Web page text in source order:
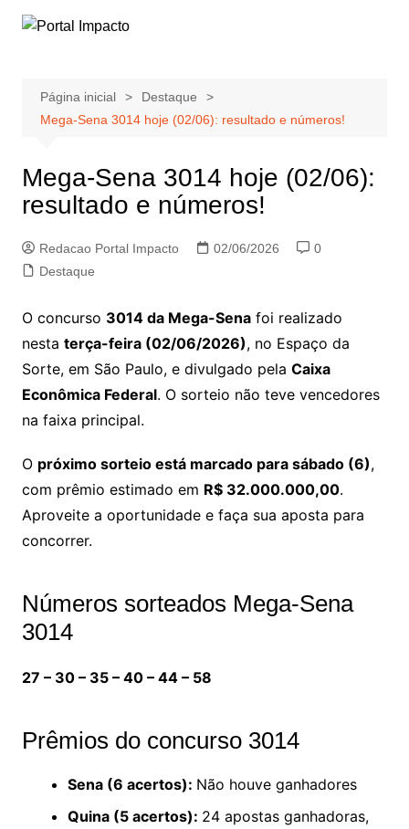
para
Página inicial
Destaque
Mega-Sena 3014 hoje (02/06): resultado e números!
Mega-Sena 3014 hoje (02/06):
resultado e números!
Redacao Portal Impacto 02/06/2026
0
Destaque
O concurso 3014 da Mega-Senafoi realizado
nesta terça-feira (02/06/2026), no Espaço da
Sorte, em São Paulo, e divulgado pela Caixa
Econômica Federal. O sorteio não teve vencedores
na faixa principal.
O próximo sorteio está marcado para sábado (6),
com prêmio estimado em R$ 32.000.000,00.
Aproveite a oportunidade e faça sua aposta para
concorrer.
Números sorteados Mega-Sena
3014
27 – 30 – 35 – 40 – 44 – 58
Prêmios do concurso 3014
Sena (6 acertos): Não houve ganhadores
Quina (5 acertos): 24 apostas ganhadoras,